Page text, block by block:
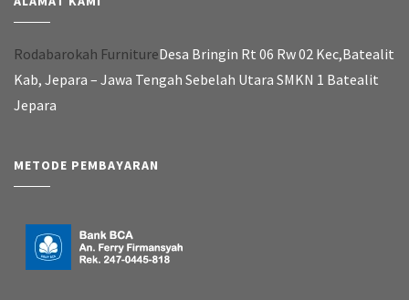
Rodabarokah FurnitureDesa Bringin Rt 06 Rw 02 Kec,Batealit
Kab, Jepara – Jawa Tengah Sebelah Utara SMKN 1 Batealit
Jepara
METODE PEMBAYARAN